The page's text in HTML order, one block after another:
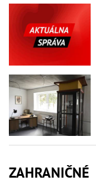
ZAHRANIČNÉ